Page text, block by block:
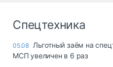
Спецтехника
05.08 Льготный заём на
МСП увеличен в 6 раз